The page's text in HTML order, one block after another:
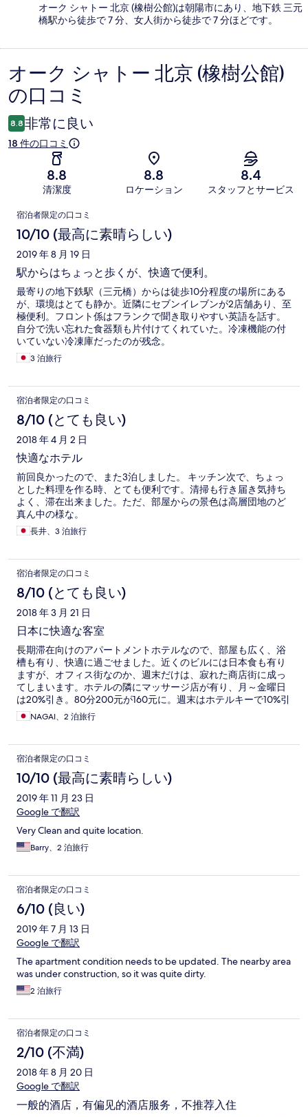
オーク シャトー 北京 (橡樹公館)は朝陽市にあり、地下鉄 三元
橋駅から徒歩で 7 分、女人街から徒歩で 7 分ほどです。
口
コ
ミ
オーク シャトー 北京 (橡樹公館)
の口コミ
8.8 非常に良い
18 件の口コミ
8.8
清潔度
8.8
ロケーション
8.4
スタッフとサービス
口
コ
ミ
宿泊者限定の口コミ
10/10 (最高に素晴らしい)
2019 年 8 月 19 日
駅からはちょっと歩くが、快適で便利。
最寄りの地下鉄駅（三元橋）からは徒歩10分程度の場所にある
が、環境はとても静か。近隣にセブンイレブンが2店舗あり、至
極便利。フロント係はフランクで聞き取りやすい英語を話す。
自分で洗い忘れた食器類も片付けてくれていた。冷凍機能の付
いていない冷凍庫だったのが残念。
3 泊旅行
宿泊者限定の口コミ
8/10 (とても良い)
2018 年 4 月 2 日
快適なホテル
前回良かったので、また3泊しました。 キッチン次で、ちょっ
とした料理を作る時、とても便利です。清掃も行き届き気持ち
よく、滞在出来ました。ただ、部屋からの景色は高層団地のど
真ん中の様な。
長井、3 泊旅行
宿泊者限定の口コミ
8/10 (とても良い)
2018 年 3 月 21 日
日本に快適な客室
長期滞在向けのアパートメントホテルなので、部屋も広く、浴
槽も有り、快適に過ごせました。近くのビルには日本食も有り
ますが、オフィス街なのか、週末だけは、寂れた商店街に成っ
てしまいます。ホテルの隣にマッサージ店が有り、月～金曜日
は20%引き。80分200元が160元に。週末はホテルキーで10%引
き。NAGAI、2 泊旅行
宿泊者限定の口コミ
10/10 (最高に素晴らしい)
2019 年 11 月 23 日
Google で翻訳
Very Clean and quite location.
Barry、2 泊旅行
宿泊者限定の口コミ
6/10 (良い)
2019 年 7 月 13 日
Google で翻訳
The apartment condition needs to be updated. The nearby area
was under construction, so it was quite dirty.
2 泊旅行
宿泊者限定の口コミ
2/10 (不満)
2018 年 8 月 20 日
Google で翻訳
一般的酒店，有偏见的酒店服务，不推荐入住